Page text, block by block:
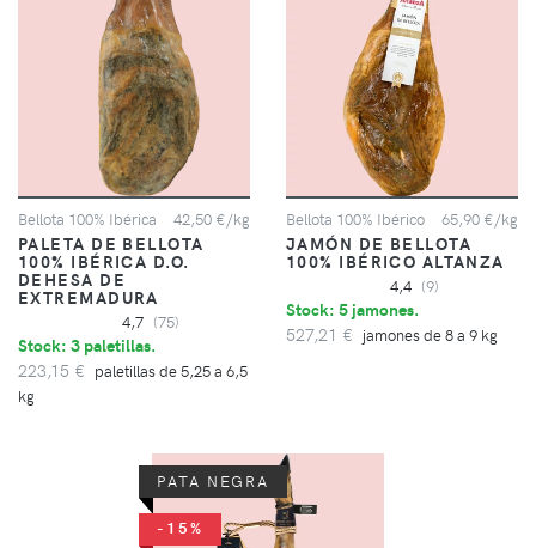
Bellota 100% Ibérica 42,50 €/kg
PALETA DE BELLOTA
100% IBÉRICA D.O.
DEHESA DE
EXTREMADURA
4,7 (75)
Stock: 3 paletillas.
223,15 € paletillas de 5,25 a 6,5
kg
Bellota 100% Ibérico 65,90 €/kg
JAMÓN DE BELLOTA
100% IBÉRICO ALTANZA
4,4 (9)
Stock: 5 jamones.
527,21 € jamones de 8 a 9 kg
PATA NEGRA
-15%